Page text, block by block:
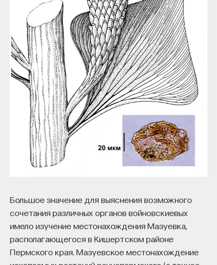
Большое значение для выяснения возможного
сочетания различных органов войновскиевых
имело изучение местонахождения Мазуевка,
располагающегося в Кишертском районе
Пермского края. Мазуевское местонахождение